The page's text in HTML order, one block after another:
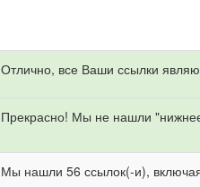
Отлично, все Ваши ссылки
Прекрасно! Мы не нашли
Мы нашли 56 ссылок(-и),